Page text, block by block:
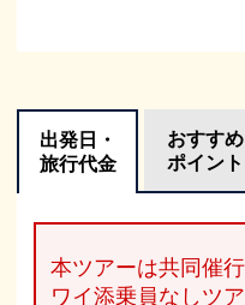
出発日・
旅行代金
おすすめ
ポイント
本ツアーは共同催
ワイ添乗員なしツア